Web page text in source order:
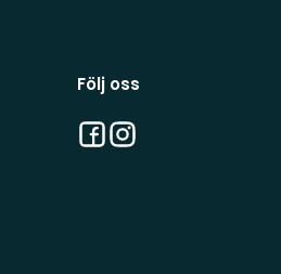
Följ oss
Facebook
Instagram